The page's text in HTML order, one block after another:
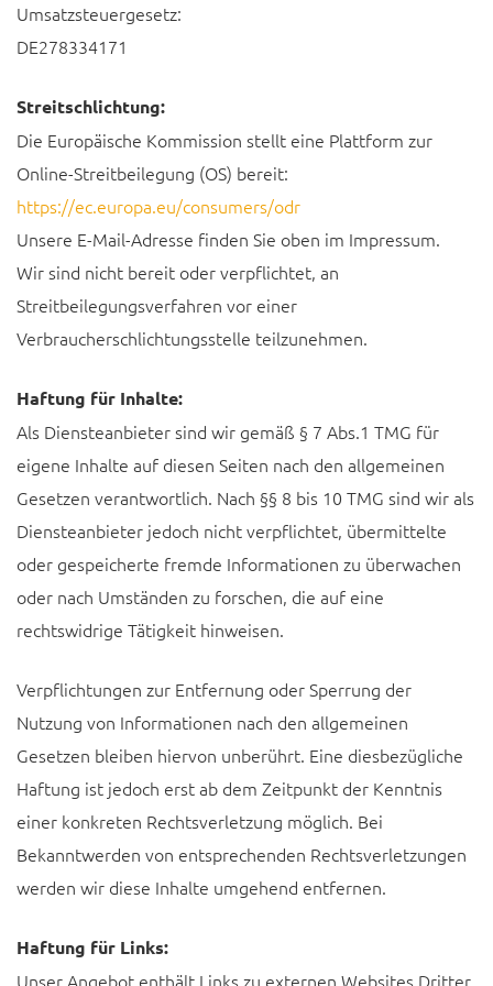
Umsatzsteuergesetz:
DE278334171
Streitschlichtung:
Die Europäische Kommission stellt eine Plattform zur
Online-Streitbeilegung (OS) bereit:
https://ec.europa.eu/consumers/odr
Unsere E-Mail-Adresse finden Sie oben im Impressum.
Wir sind nicht bereit oder verpflichtet, an
Streitbeilegungsverfahren vor einer
Verbraucherschlichtungsstelle teilzunehmen.
Haftung für Inhalte:
Als Diensteanbieter sind wir gemäß § 7 Abs.1 TMG für
eigene Inhalte auf diesen Seiten nach den allgemeinen
Gesetzen verantwortlich. Nach §§ 8 bis 10 TMG sind wir als
Diensteanbieter jedoch nicht verpflichtet, übermittelte
oder gespeicherte fremde Informationen zu überwachen
oder nach Umständen zu forschen, die auf eine
rechtswidrige Tätigkeit hinweisen.
Verpflichtungen zur Entfernung oder Sperrung der
Nutzung von Informationen nach den allgemeinen
Gesetzen bleiben hiervon unberührt. Eine diesbezügliche
Haftung ist jedoch erst ab dem Zeitpunkt der Kenntnis
einer konkreten Rechtsverletzung möglich. Bei
Bekanntwerden von entsprechenden Rechtsverletzungen
werden wir diese Inhalte umgehend entfernen.
Haftung für Links:
Unser Angebot enthält Links zu externen Websites Dritter,